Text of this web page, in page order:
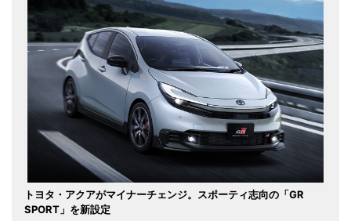
トヨタ・アクアがマイナーチェンジ。スポーティ志向の「GR
SPORT」を新設定